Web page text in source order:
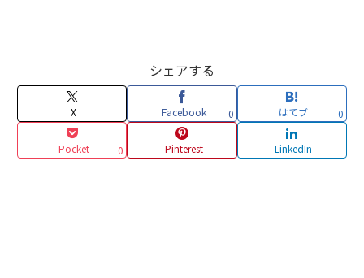
シェアする
X Facebook 0 はてブ 0
Pocket 0 Pinterest LinkedIn